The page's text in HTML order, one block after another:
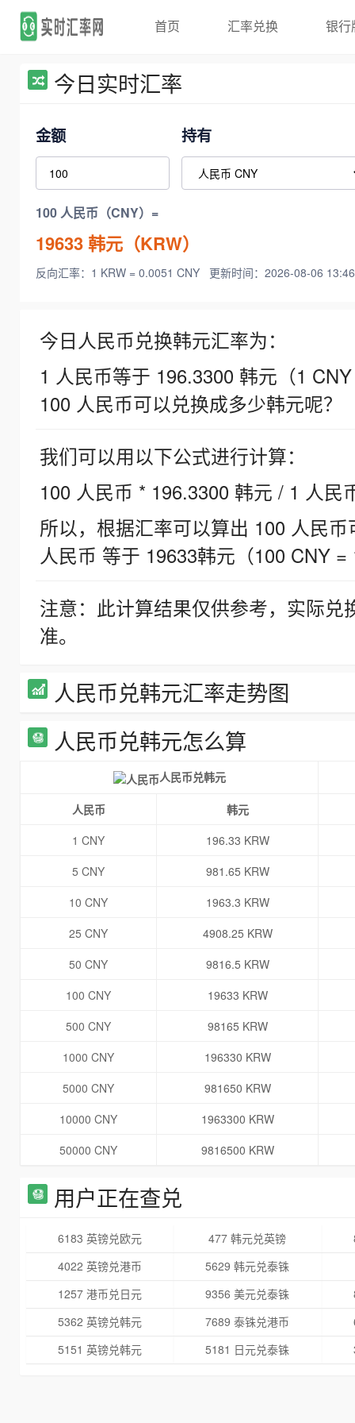
首页 汇率兑换 银行
今日实时汇率
金额 持有
100 人民币（CNY）=
19633韩元（KRW）
反向汇率：1 KRW = 0.0051 CNY 更新时间：2026-08-06
今日人民币兑换韩元汇率为：
1 人民币等于 196.3300 韩元（1
100 人民币可以兑换成多少韩元呢？
我们可以用以下公式进行计算：
100 人民币 * 196.3300 韩元 / 1 人民
所以，根据汇率可以算出 100 人民
人民币 等于 19633韩元（100 CNY =
注意：此计算结果仅供参考，实际
准。
人民币兑韩元汇率走势图
人民币兑韩元怎么算
人民币兑韩元
人民币
韩元
1 CNY
196.33 KRW
5 CNY
981.65 KRW
10 CNY
1963.3 KRW
25 CNY
4908.25 KRW
50 CNY
9816.5 KRW
100 CNY
19633 KRW
500 CNY
98165 KRW
1000 CNY
196330 KRW
5000 CNY
981650 KRW
10000 CNY
1963300 KRW
50000 CNY
9816500 KRW
用户正在查兑
6183 英镑兑欧元 477 韩元兑英镑
4022 英镑兑港币
5629 韩元兑泰铢
1257 港币兑日元
9356 美元兑泰铢
5362 英镑兑韩元
7689 泰铢兑港币
5151 英镑兑韩元
5181 日元兑泰铢